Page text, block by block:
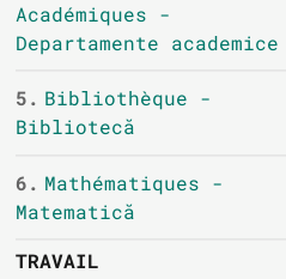
Académiques -
Departamente academice
5. Bibliothèque -
Bibliotecă
6. Mathématiques -
Matematică
TRAVAIL